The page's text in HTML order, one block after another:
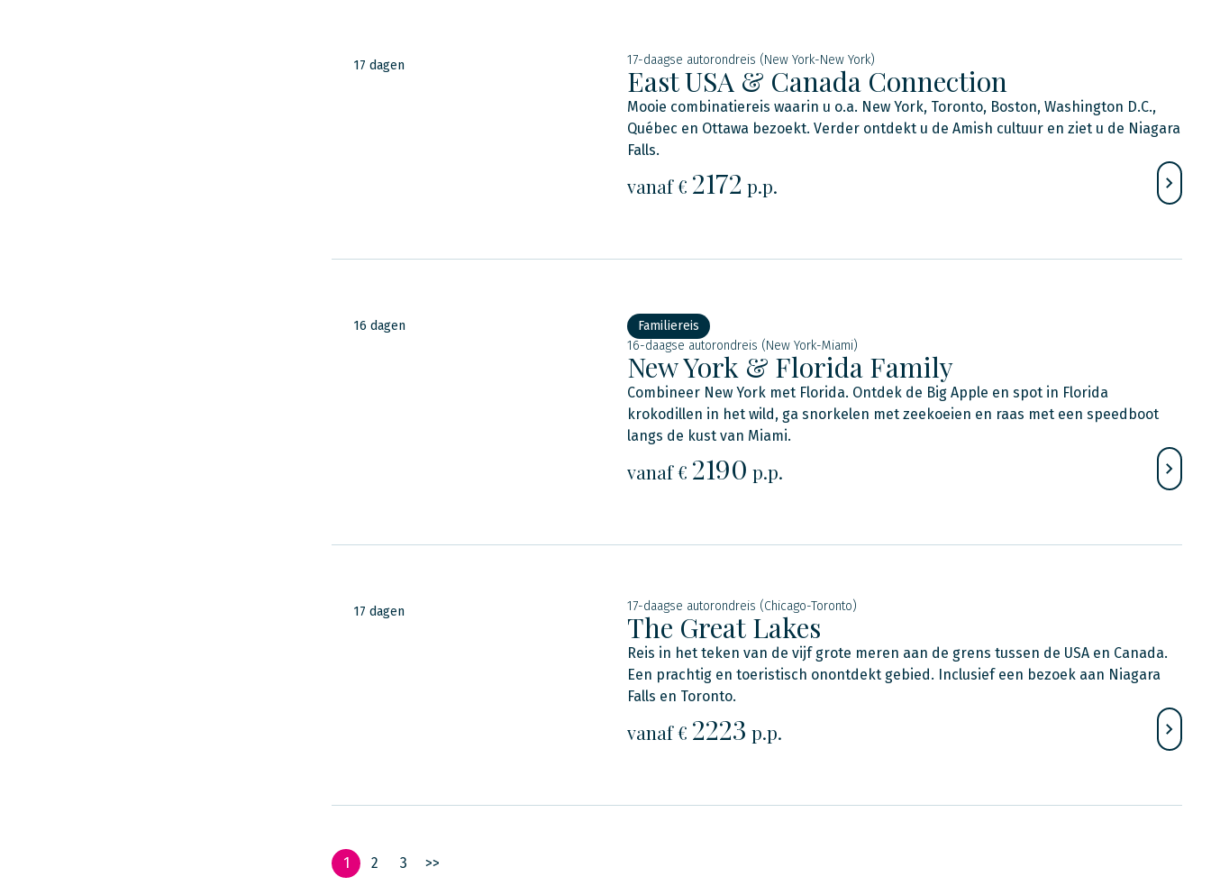
17 dagen 17-daagse autorondreis (New York-New York)
East USA & Canada Connection
Mooie combinatiereis waarin u o.a. New York, Toronto, Boston, Washington D.C.,
Québec en Ottawa bezoekt. Verder ontdekt u de Amish cultuur en ziet u de Niagara
Falls.
vanaf € 2172 p.p.
16 dagen
Familiereis
16-daagse autorondreis (New York-Miami)
New York & Florida Family
Combineer New York met Florida. Ontdek de Big Apple en spot in Florida
krokodillen in het wild, ga snorkelen met zeekoeien en raas met een speedboot
langs de kust van Miami.
vanaf € 2190 p.p.
17 dagen 17-daagse autorondreis (Chicago-Toronto)
The Great Lakes
Reis in het teken van de vijf grote meren aan de grens tussen de USA en Canada.
Een prachtig en toeristisch onontdekt gebied. Inclusief een bezoek aan Niagara
Falls en Toronto.
vanaf € 2223 p.p.
1 2 3 >>